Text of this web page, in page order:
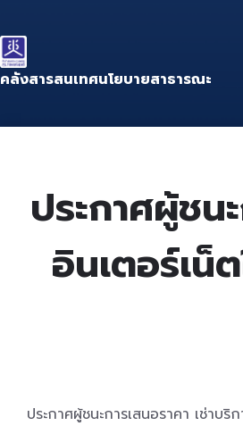
to
content
to
main
navigation
to
footer
คลังสารสนเทศนโยบายสาธารณะ
ประกาศผู้ชน
อินเตอร์เ
ประกาศผู้ชนะการเสนอราคา เช่า